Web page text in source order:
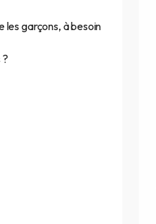
garçons, à besoin